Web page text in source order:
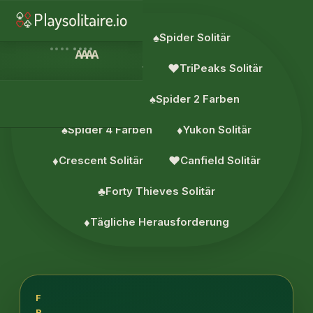
AAAA
♠︎Spider Solitär
Pyramide Solitär ♥︎TriPeaks Solitär
♠︎Spider 2 Farben
♠︎Spider 4 Farben ♦︎Yukon Solitär
♦︎Crescent Solitär ♥︎Canfield Solitär
♣︎Forty Thieves Solitär
♦︎Tägliche Herausforderung
F